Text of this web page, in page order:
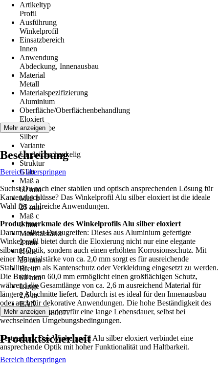
Artikeltyp
Profil
Ausführung
Winkelprofil
Einsatzbereich
Innen
Anwendung
Abdeckung, Innenausbau
Material
Metall
Materialspezifizierung
Aluminium
Oberfläche/Oberflächenbehandlung
Eloxiert
Grundfarbe
Silber
Variante
Ungleichschenkelig
Struktur
Glatt
Maß a
60 mm
Maß b
25 mm
Maß c
2 mm
Materialstärke
2 mm
Höhe
25 mm
Breite
60 mm
Länge
2,6 m
EAN
4004338480677
Mehr anzeigen
Beschreibung
Bereich überspringen
Suchst Du nach einer stabilen und optisch ansprechenden Lösung für
Kantenabschlüsse? Das Winkelprofil Alu silber eloxiert ist die ideale
Wahl für zahlreiche Anwendungen.
Produktmerkmale des Winkelprofils Alu silber eloxiert
Darum solltest Du zugreifen: Dieses aus Aluminium gefertigte
Winkelprofil bietet durch die Eloxierung nicht nur eine elegante
silberne Optik, sondern auch einen erhöhten Korrosionsschutz. Mit
einer Materialstärke von ca. 2,0 mm sorgt es für ausreichende
Stabilität, um als Kantenschutz oder Verkleidung eingesetzt zu werden.
Die Breite von 60,0 mm ermöglicht einen großflächigen Schutz,
während die Gesamtlänge von ca. 2,6 m ausreichend Material für
längere Abschnitte liefert. Dadurch ist es ideal für den Innenausbau
oder auch für dekorative Anwendungen. Die hohe Beständigkeit des
Materials sorgt zudem für eine lange Lebensdauer, selbst bei
wechselnden Umgebungsbedingungen.
Festgezurrt: Das Winkelprofil Alu silber eloxiert verbindet eine
ansprechende Optik mit hoher Funktionalität und Haltbarkeit.
Mehr anzeigen
Produktsicherheit
Bereich überspringen